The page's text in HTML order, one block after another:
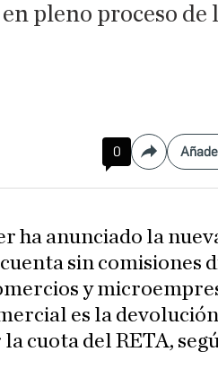
pleno proceso de
0 Compartir
ha anunciado la
sin comisiones
y
es la
cuota del RETA,